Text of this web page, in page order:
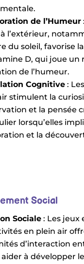
de l’Humeur
l’extérieur,
du soleil, favorise
D, qui joue un
de l’humeur.
Cognitive:
stimulent la
et la pensée
lorsqu’elles
et la
Social
Sociale: Les jeux
en plein air
d’interaction
à développer